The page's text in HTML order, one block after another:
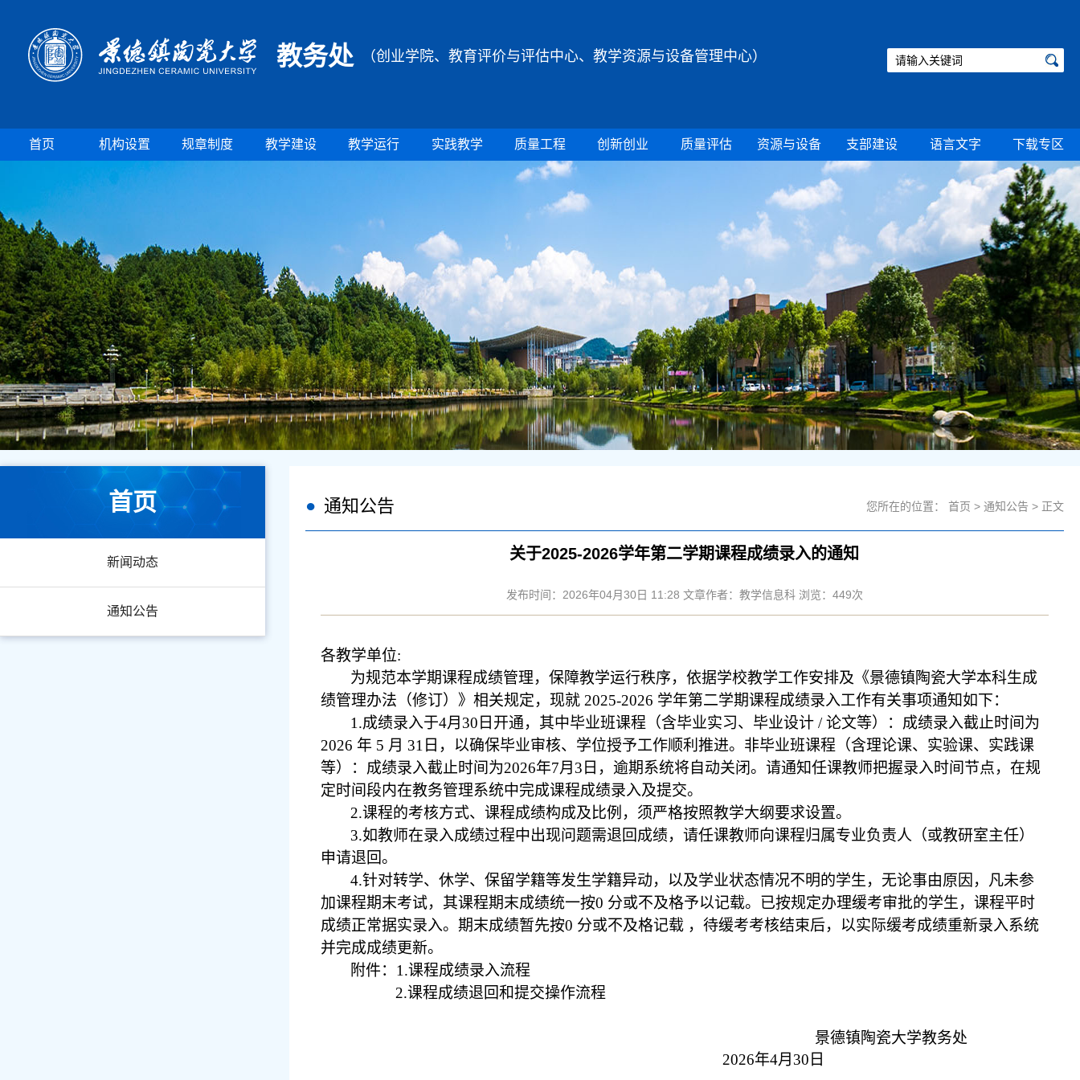
教务处 （创业学院、教育评价与评估中心、教学资源与设备管理中心）
首页 机构设置 规章制度 教学建设 教学运行 实践教学 质量工程 创新创业 质量评估 资源与设备 支部建设 语言文字 下载专区
首页
新闻动态
通知公告
通知公告 您所在的位置： 首页 > 通知公告 > 正文
关于2025-2026学年第二学期课程成绩录入的通知
发布时间：2026年04月30日 11:28 文章作者：教学信息科 浏览： 449次
各教学单位:
为规范本学期课程成绩管理，保障教学运行秩序，依据学校教学工作安排及《景德镇陶瓷大学本科生成
绩管理办法（修订） 》相关规定，现就 2025-2026 学年第二学期课程成绩录入工作有关事项通知如下：
1.成绩录入于4月 30 日开通， 其中毕业班课程（含毕业实习、毕业设计 /论文等）：成绩录入截止时间为
2026 年 5 月 31 日， 以确保毕业审核、学位授予工作顺利推进。非毕业班课程（含理论课、实验课、实践课
等）：成绩录入截止时间为2026年7月 3 日，逾期系统将自动关闭。 请通知任课教师把握录入时间节点，在规
定时间段内在教务管理系统中完成课程成绩录入及提交。
2.课程的考核方式、 课程成绩构成及比例 ， 须严格按照教学大纲要求设置。
3.如教师在录入成绩过程中出现问题需退回成绩，请任课教师向课程归属专业负责人（或教研室主任）
申请退回。
4.针对转学、休学、保留学籍等发生学籍异动，以及学业状态情况不明的学生，无论事由原因，凡未参
加课程期末考试，其课程期末成绩统一按0 分或不及格予以记载。已按规定办理缓考审批的学生，课程平时
成绩正常据实录入。期末成绩暂先按0 分或不及格记载 ，待缓考考核结束后，以实际缓考成绩重新录入系统
并完成成绩更新。
附件： 1.课程成绩录入流程
2.课程成绩退 回和提交操作流程
景德镇陶瓷大学教务处
2026年4月 30 日